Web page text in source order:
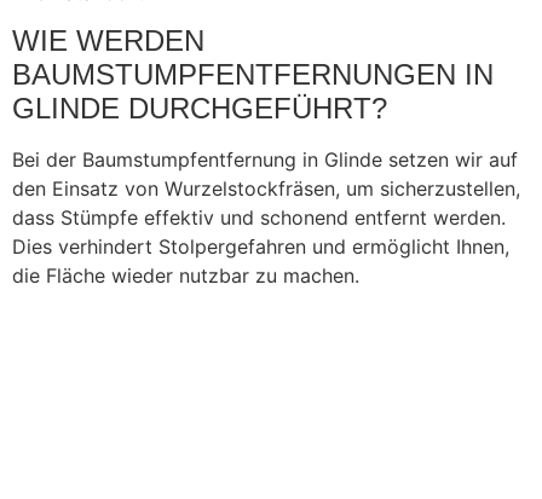
WIE WERDEN
BAUMSTUMPFENTFERNUNGEN IN
GLINDE DURCHGEFÜHRT?
Bei der Baumstumpfentfernung in Glinde setzen wir auf
den Einsatz von Wurzelstockfräsen, um sicherzustellen,
dass Stümpfe effektiv und schonend entfernt werden.
Dies verhindert Stolpergefahren und ermöglicht Ihnen,
die Fläche wieder nutzbar zu machen.